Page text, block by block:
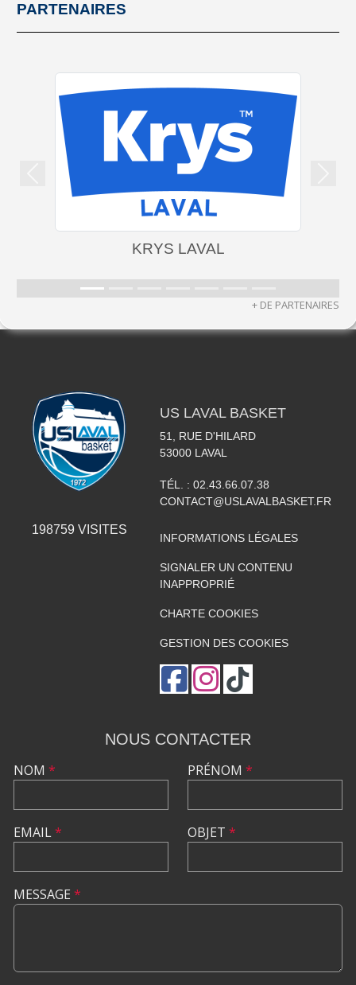
PARTENAIRES
KRYS LAVAL
Précedent
+ DE PARTENAIRES
198759 VISITES
US LAVAL BASKET
51, RUE D'HILARD
53000 LAVAL
TÉL. : 02.43.66.07.38
CONTACT@USLAVALBASKET.FR
INFORMATIONS LÉGALES
SIGNALER UN CONTENU
INAPPROPRIÉ
CHARTE COOKIES
GESTION DES COOKIES
NOUS CONTACTER
NOM *
EMAIL*
PRÉNOM *
OBJET *
MESSAGE *